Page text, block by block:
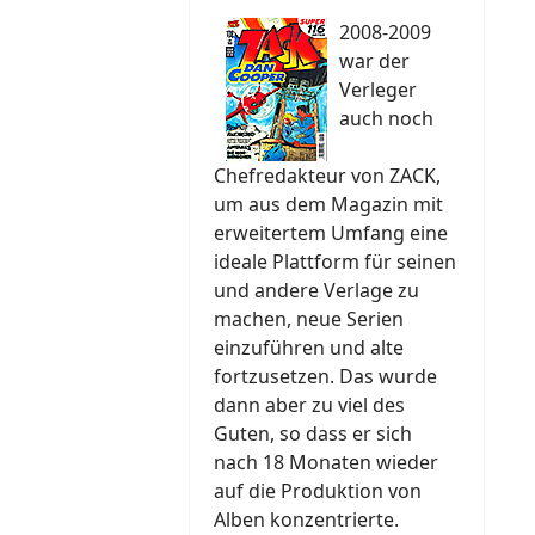
2008-2009
war der
Verleger
auch noch
Chefredakteur von ZACK,
um aus dem Magazin mit
erweitertem Umfang eine
ideale Plattform für seinen
und andere Verlage zu
machen, neue Serien
einzuführen und alte
fortzusetzen. Das wurde
dann aber zu viel des
Guten, so dass er sich
nach 18 Monaten wieder
auf die Produktion von
Alben konzentrierte.